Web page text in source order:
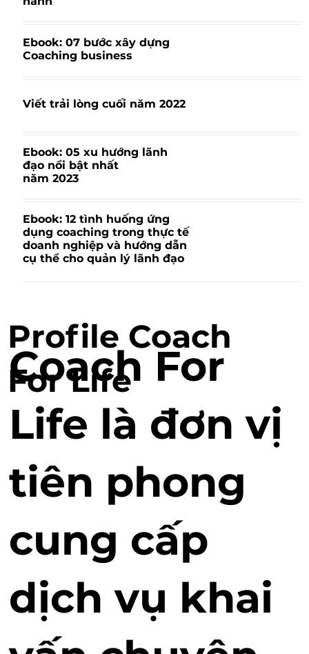
Ebook: 07 bước xây dựng
Coaching business
Viết trải lòng cuối năm 2022
Ebook: 05 xu hướng lãnh
đạo nổi bật nhất
năm 2023
Ebook: 12 tình huống ứng
dụng coaching trong thực tế
doanh nghiệp và hướng dẫn
cụ thể cho quản lý lãnh đạo
Coach For
Life là đơn vị
tiên phong
cung cấp
dịch vụ khai
Profile Coach
For Life